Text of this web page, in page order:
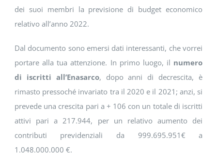
dei suoi membri la previsione di budget economico
relativo all’anno 2022.
Dal documento sono emersi dati interessanti, che vorrei
portare alla tua attenzione. In primo luogo, il numero
di iscritti all’Enasarco, dopo anni di decrescita, è
rimasto pressoché invariato tra il 2020 e il 2021; anzi, si
prevede una crescita pari a + 106 con un totale di iscritti
attivi pari a 217.944, per un relativo aumento dei
contributi previdenziali da 999.695.951€ a
1.048.000.000 €.